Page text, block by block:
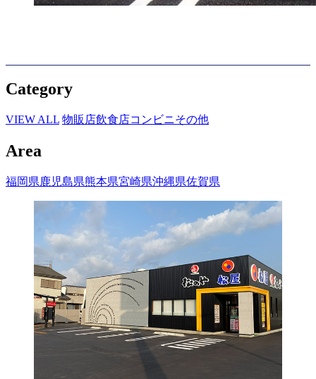
Category
VIEW ALL 物販店飲食店コンビニその他
Area
福岡県鹿児島県熊本県宮崎県沖縄県佐賀県